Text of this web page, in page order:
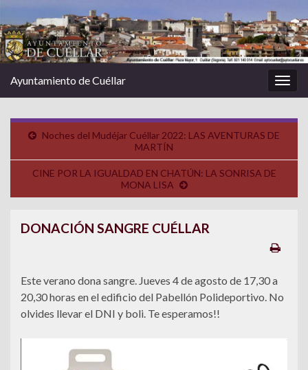
la
Ayuntamiento de Cuéllar
Noches del Mudéjar Cuéllar 2022: LAS AVENTURAS DE
MARTÍN
CINE POR LA IGUALDAD EN CHATÚN: LA SONRISA DE
MONA LISA
DONACIÓN SANGRE CUÉLLAR
Este verano dona sangre. Jueves 4 de agosto de 17,30 a
20,30 horas en el edificio del Pabellón Polideportivo. No
olvides llevar el DNI y boli. Te esperamos!!